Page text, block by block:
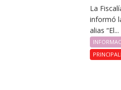
La
informó
alias “El...